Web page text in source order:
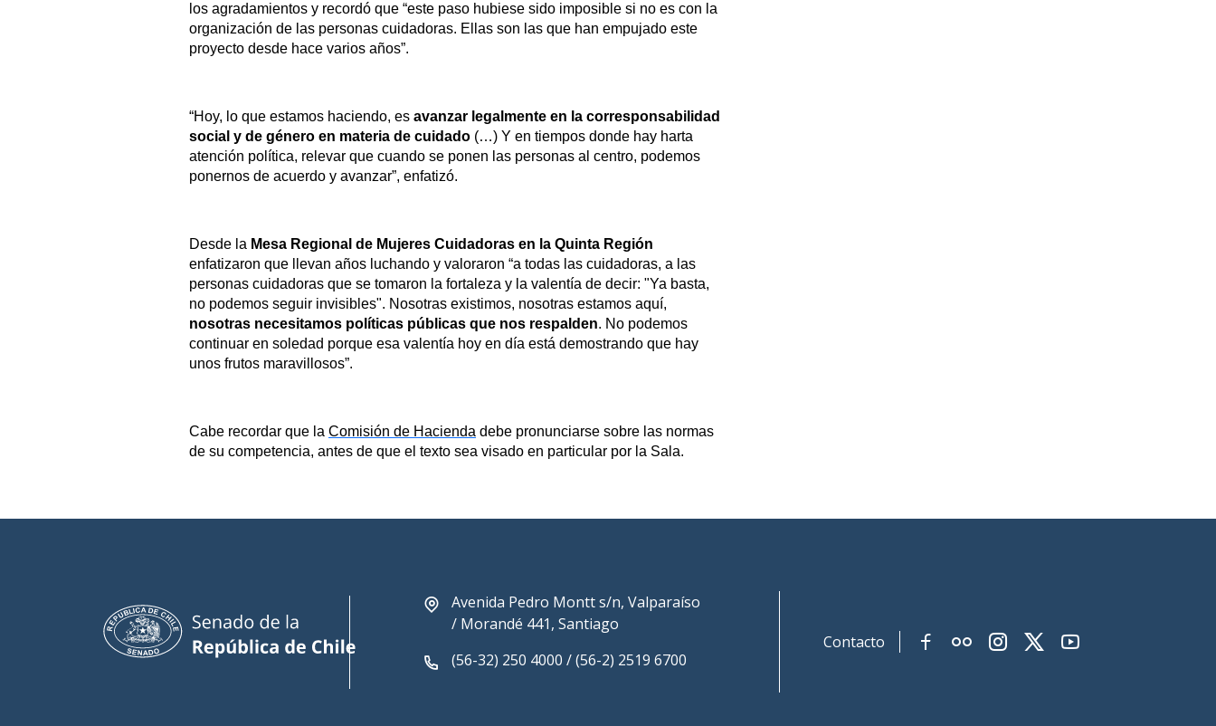
los agradamientos y recordó que “este paso hubiese sido imposible si no es con la
organización de las personas cuidadoras. Ellas son las que han empujado este
proyecto desde hace varios años”.
“Hoy, lo que estamos haciendo, es avanzar legalmente en la corresponsabilidad
social y de género en materia de cuidado (…) Y en tiempos donde hay harta
atención política, relevar que cuando se ponen las personas al centro, podemos
ponernos de acuerdo y avanzar”, enfatizó.
Desde la Mesa Regional de Mujeres Cuidadoras en la Quinta Región
enfatizaron que llevan años luchando y valoraron “a todas las cuidadoras, a las
personas cuidadoras que se tomaron la fortaleza y la valentía de decir: "Ya basta,
no podemos seguir invisibles". Nosotras existimos, nosotras estamos aquí,
nosotras necesitamos políticas públicas que nos respalden. No podemos
continuar en soledad porque esa valentía hoy en día está demostrando que hay
unos frutos maravillosos”.
Cabe recordar que la Comisión de Hacienda debe pronunciarse sobre las normas
de su competencia, antes de que el texto sea visado en particular por la Sala.
Avenida Pedro Montt s/n, Valparaíso
/ Morandé 441, Santiago
(56-32) 250 4000 / (56-2) 2519 6700
Contacto